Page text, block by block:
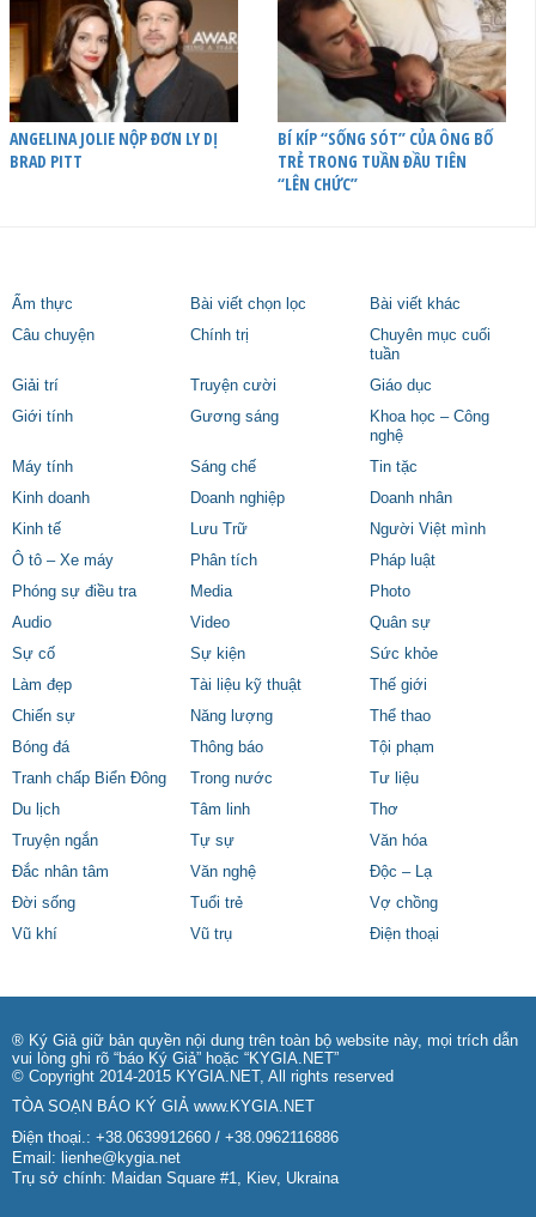
ANGELINA JOLIE NỘP ĐƠN LY DỊ
BRAD PITT
BÍ KÍP “SỐNG SÓT” CỦA ÔNG BỐ
TRẺ TRONG TUẦN ĐẦU TIÊN
“LÊN CHỨC”
Ẩm thực Bài viết chọn lọc
Bài viết khác
Câu chuyện
Chính trị
Chuyên mục cuối
tuần
Giải trí
Truyện cười
Giáo dục
Giới tính
Gương sáng
Khoa học – Công
nghệ
Máy tính
Sáng chế
Tin tặc
Kinh doanh
Doanh nghiệp
Doanh nhân
Kinh tế
Lưu Trữ
Người Việt mình
Ô tô – Xe máy
Phân tích
Pháp luật
Phóng sự điều tra
Media
Photo
Audio
Video
Quân sự
Sự cố
Sự kiện
Sức khỏe
Làm đẹp
Tài liệu kỹ thuật
Thế giới
Chiến sự
Năng lượng
Thể thao
Bóng đá
Thông báo
Tội phạm
Tranh chấp Biển Đông
Trong nước
Tư liệu
Du lịch
Tâm linh
Thơ
Truyện ngắn
Tự sự
Văn hóa
Đắc nhân tâm
Văn nghệ
Độc – Lạ
Đời sống
Tuổi trẻ
Vợ chồng
Vũ khí
Vũ trụ Điện thoại
® Ký Giả giữ bản quyền nội dung trên toàn bộ website này, mọi trích dẫn
vui lòng ghi rõ “báo Ký Giả” hoặc “KYGIA.NET”
© Copyright 2014-2015 KYGIA.NET, All rights reserved
TÒA SOẠN BÁO KÝ GIẢ www.KYGIA.NET
Điện thoại.: +38.0639912660 / +38.0962116886
Email: lienhe@kygia.net
Trụ sở chính: Maidan Square #1, Kiev, Ukraina